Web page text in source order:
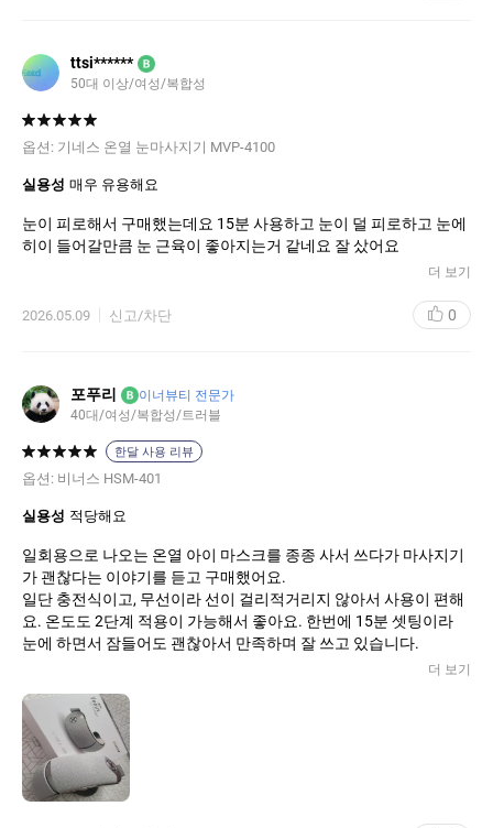
판매자 정보
사업자 주소
고객 문의 대표 번호
사업자 번호
ttsi****** B
50대 이상/여성/복합성
옵션: 기네스 온열 눈마사지기 MVP-4100
실용성 매우 유용해요
눈이 피로해서 구매했는데요 15분 사용하고 눈이 덜 피로하고 눈에
히이 들어갈만큼 눈 근육이 좋아지는거 같네요 잘 샀어요
더 보기
2026.05.09 신고/차단 0
포푸리 B
이너뷰티 전문가
40대/여성/복합성/트러블
한달 사용 리뷰
옵션: 비너스 HSM-401
실용성 적당해요
일회용으로 나오는 온열 아이 마스크를 종종 사서 쓰다가 마사지기
가 괜찮다는 이야기를 듣고 구매했어요.
일단 충전식이고, 무선이라 선이 걸리적거리지 않아서 사용이 편해
요. 온도도 2단계 적용이 가능해서 좋아요. 한번에 15분 셋팅이라
눈에 하면서 잠들어도 괜찮아서 만족하며 잘 쓰고 있습니다.
더 보기